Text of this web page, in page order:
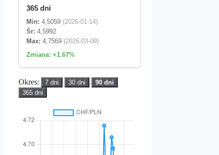
365 dni
Min: 4,5059 (2026-01-14)
Śr: 4,5992
Max: 4,7569 (2026-03-09)
Zmiana: +1.67%
Okres: 7 dni 30 dni
90 dni
365 dni